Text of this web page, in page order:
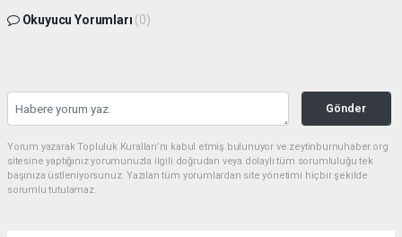
Okuyucu Yorumları (0)
Gönder
Yorum yazarak Topluluk Kuralları’nı kabul etmiş bulunuyor ve zeytinburnuhaber.org
sitesine yaptığınız yorumunuzla ilgili doğrudan veya dolaylı tüm sorumluluğu tek
başınıza üstleniyorsunuz. Yazılan tüm yorumlardan site yönetimi hiçbir şekilde
sorumlu tutulamaz.